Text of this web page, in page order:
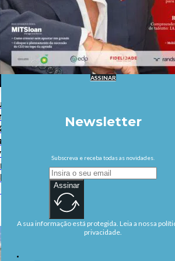
mais
Veja
pela
e
ASSINAR
Newsletter
Subscreva e receba todas as novidades.
Assinar
A sua informação está protegida. Leia a nossa
privacidade.